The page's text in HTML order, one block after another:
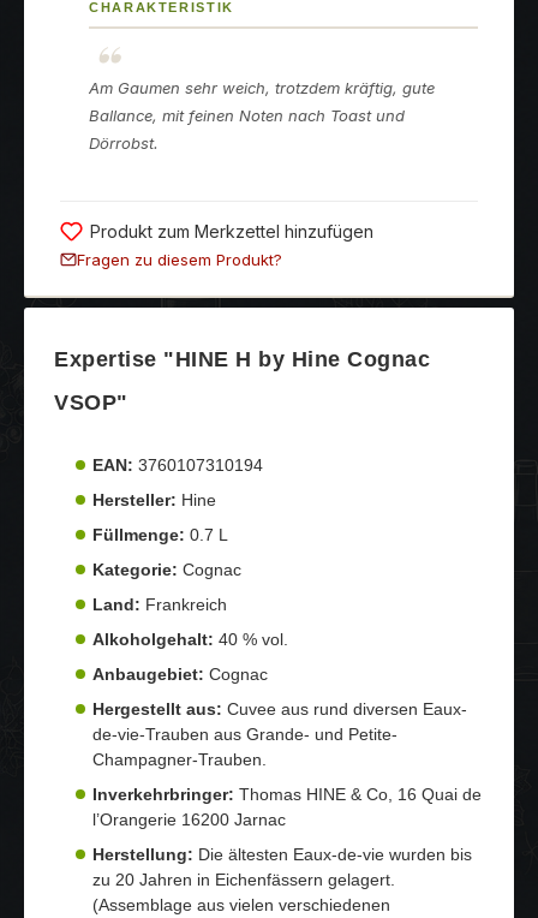
CHARAKTERISTIK
Am Gaumen sehr weich, trotzdem kräftig, gute
Ballance, mit feinen Noten nach Toast und
Dörrobst.
Produkt zum Merkzettel hinzufügen
Fragen zu diesem Produkt?
Expertise "HINE H by Hine Cognac
VSOP"
EAN: 3760107310194
Hersteller: Hine
Füllmenge: 0.7 L
Kategorie: Cognac
Land: Frankreich
Alkoholgehalt: 40 % vol.
Anbaugebiet: Cognac
Hergestellt aus: Cuvee aus rund diversen Eaux-
de-vie-Trauben aus Grande- und Petite-
Champagner-Trauben.
Inverkehrbringer: Thomas HINE & Co, 16 Quai de
l’Orangerie 16200 Jarnac
Herstellung: Die ältesten Eaux-de-vie wurden bis
zu 20 Jahren in Eichenfässern gelagert.
(Assemblage aus vielen verschiedenen